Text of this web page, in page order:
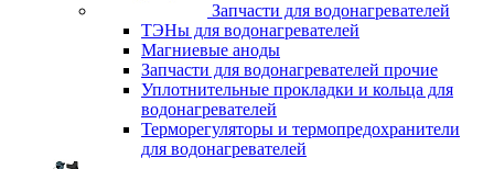
Запчасти для водонагревателей
ТЭНы для водонагревателей
Магниевые аноды
Запчасти для водонагревателей прочие
Уплотнительные прокладки и кольца для
водонагревателей
Терморегуляторы и термопредохранители
для водонагревателей